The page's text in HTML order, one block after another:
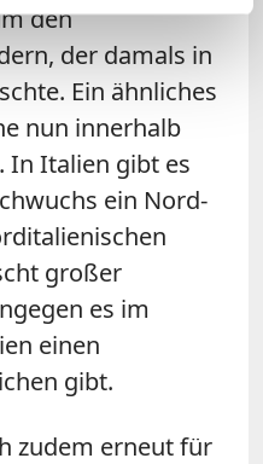
den
der damals in
Ein ähnliches
nun innerhalb
In Italien gibt es
ein Nord-
großer
es im
einen
gibt.
zudem erneut für